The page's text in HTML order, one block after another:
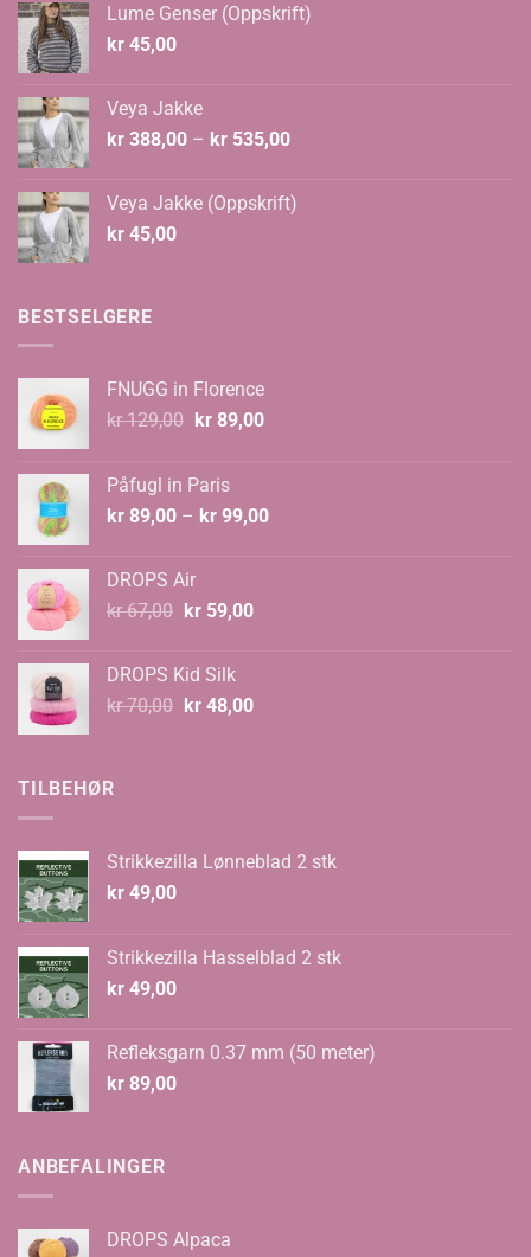
kr 682,00
Lume Genser (Oppskrift)
kr 45,00
Veya Jakke
kr 388,00 – kr 535,00Prisområde:
kr 535,00
Veya Jakke (Oppskrift)
kr 45,00
BESTSELGERE
FNUGG in Florence
kr129,00 Opprinnelig
kr 129,00.
kr89,00Nåværende
Påfugl in Paris
kr 89,00 – kr 99,00Prisområde:
DROPS Air
kr67,00 Opprinnelig
kr 67,00.
kr59,00Nåværende
DROPS Kid Silk
kr70,00 Opprinnelig
kr48,00Nåværende
TILBEHØR
Strikkezilla Lønneblad 2 stk
kr 49,00
Strikkezilla Hasselblad 2 stk
kr 49,00
Refleksgarn 0.37 mm (50 meter)
kr 89,00
ANBEFALINGER
DROPS Alpaca